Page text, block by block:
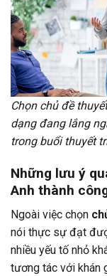
Chọn chủ đề
dạng đang lắng
trong buổi thuyết
Những lưu ý
Anh thành
Ngoài việc chọn
nói thực sự đạt
nhiều yếu tố nhỏ
tương tác với khán